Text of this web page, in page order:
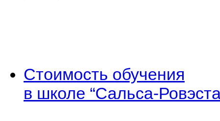
Стоимость обучения
в школе “Сальса-